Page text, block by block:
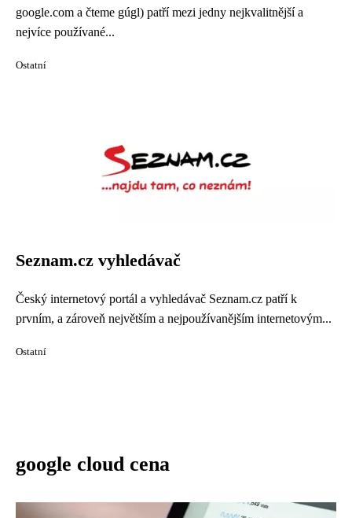
google.com a čteme gúgl) patří mezi jedny nejkvalitnější a
nejvíce používané...
Ostatní
Seznam.cz vyhledávač
Český internetový portál a vyhledávač Seznam.cz patří k
prvním, a zároveň největším a nejpoužívanějším internetovým...
Ostatní
google cloud cena